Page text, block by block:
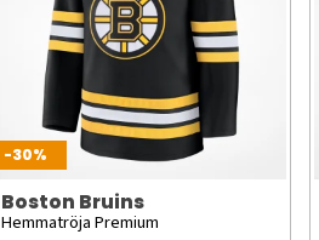
-30%
Boston Bruins
Hemmatröja Premium